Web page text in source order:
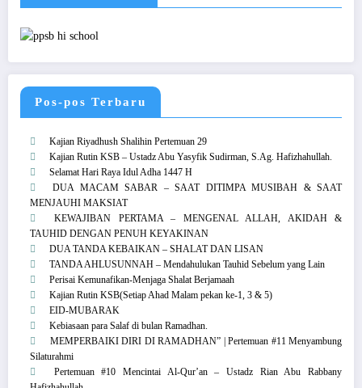
Pos-pos Terbaru
Kajian Riyadhush Shalihin Pertemuan 29
Kajian Rutin KSB – Ustadz Abu Yasyfik Sudirman, S.Ag. Hafizhahullah.
Selamat Hari Raya Idul Adha 1447 H
DUA MACAM SABAR – SAAT DITIMPA MUSIBAH & SAAT
MENJAUHI MAKSIAT
KEWAJIBAN PERTAMA – MENGENAL ALLAH, AKIDAH &
TAUHID DENGAN PENUH KEYAKINAN
DUA TANDA KEBAIKAN – SHALAT DAN LISAN
TANDA AHLUSUNNAH – Mendahulukan Tauhid Sebelum yang Lain
Perisai Kemunafikan-Menjaga Shalat Berjamaah
Kajian Rutin KSB(Setiap Ahad Malam pekan ke-1, 3 & 5)
EID-MUBARAK
Kebiasaan para Salaf di bulan Ramadhan.
MEMPERBAIKI DIRI DI RAMADHAN” | Pertemuan #11 Menyambung
Silaturahmi
Pertemuan #10 Mencintai Al-Qur’an – Ustadz Rian Abu Rabbany